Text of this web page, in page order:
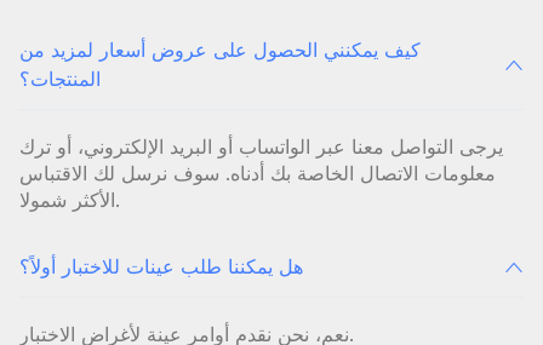
كيف يمكنني الحصول على عروض أسعار لمزيد من
المنتجات؟
يرجى التواصل معنا عبر الواتساب أو البريد الإلكتروني، أو ترك
معلومات الاتصال الخاصة بك أدناه. سوف نرسل لك الاقتباس
الأكثر شمولا.
هل يمكننا طلب عينات للاختبار أولاً؟
نعم، نحن نقدم أوامر عينة لأغراض الاختبار.